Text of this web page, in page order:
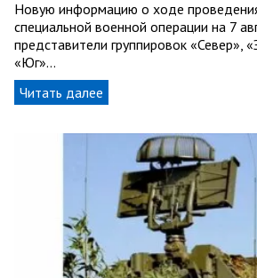
Новую информацию о ходе
специальной военной операции на 7
представители группировок «Север»,
«Юг»…
Читать далее